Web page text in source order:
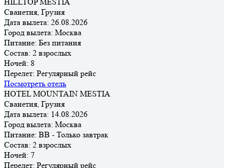
Сванетия, Грузия
Дата вылета: 26.08.2026
Город вылета: Москва
Питание: Без питания
Состав: 2 взрослых
Ночей: 8
Перелет: Регулярный рейс
Посмотреть отель
HOTEL MOUNTAIN MESTIA
Сванетия, Грузия
Дата вылета: 14.08.2026
Город вылета: Москва
Питание: BB - Только завтрак
Состав: 2 взрослых
Ночей: 7
Перелет: Регулярный рейс